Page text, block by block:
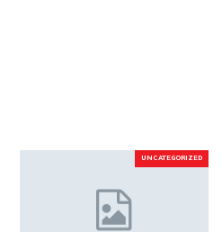
UNCATEGORIZED